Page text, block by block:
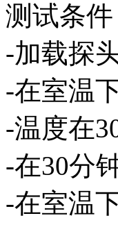
测试条件
-加载探
-在室温
-温度在
-在30分
-在室温